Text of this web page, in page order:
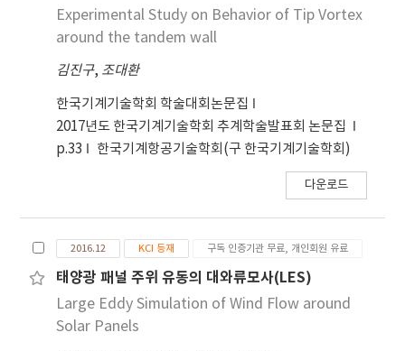
험으로부터 계측된 가속도로부터 하중추정법을 이용
하여 와류진동을 발생시키는 1차 모드 와류하중을 추
의 스펙트럼을 보면 구조물 최상층 풍속의 약 88-
90%에 해당하는 풍속에서 와류방출진동수가 두드러
지게 나타나면서 피크를 형성하는 것으로 나타났다.
또한, 풍 속이 점차 증가할수록 와류하중의 스펙트럼
의 진동수범위가 증가하는 것으로 나타났다. 이러한
난류에 의한 와류하중을 특성을 반영 하면 초고층 구
조물 등에 발생하는 풍직각 방향의 진동현상을 보다
된다.
Experimental Study on Behavior of Tip Vortex
around the tandem wall
김진구, 조대환
한국기계기술학회 학술대회논문집
2017년도 한국기계기술학회 추계학술발표회 논문집
p.33
한국기계항공기술학회(구 한국기계기술학회)
다운로드
2016.12 KCI 등재 구독 인증기관 무료, 개인회원 유료
태양광 패널 주위 유동의 대와류모사(LES)
Large Eddy Simulation of Wind Flow around
Solar Panels